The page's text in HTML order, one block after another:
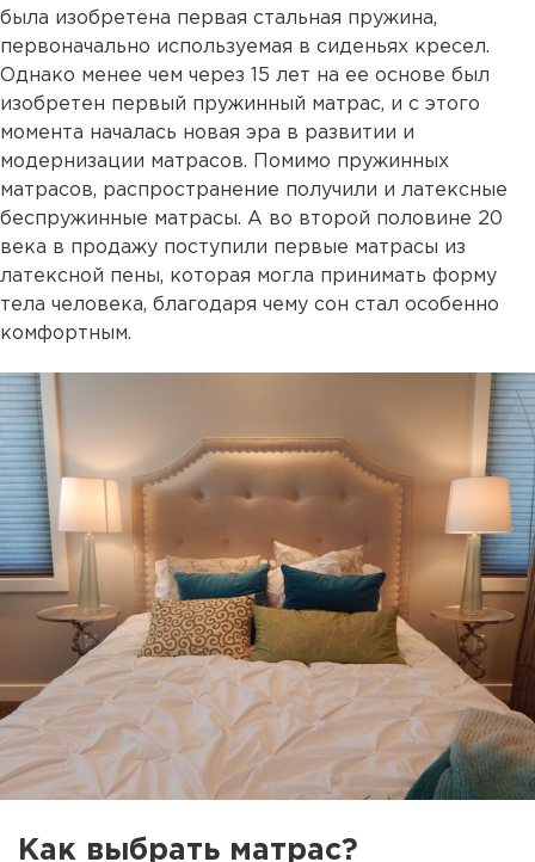
была изобретена первая стальная пружина,
первоначально используемая в сиденьях кресел.
Однако менее чем через 15 лет на ее основе был
изобретен первый пружинный матрас, и с этого
момента началась новая эра в развитии и
модернизации матрасов. Помимо пружинных
матрасов, распространение получили и латексные
беспружинные матрасы. А во второй половине 20
века в продажу поступили первые матрасы из
латексной пены, которая могла принимать форму
тела человека, благодаря чему сон стал особенно
комфортным.
Как выбрать матрас?